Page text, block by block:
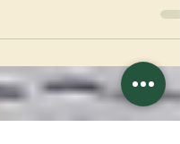
Willibrord
flamengo-holandesa, o
aceitou a...